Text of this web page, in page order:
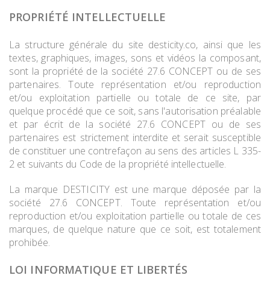
PROPRIÉTÉ INTELLECTUELLE
La structure générale du site desticity.co, ainsi que les
textes, graphiques, images, sons et vidéos la composant,
sont la propriété de la société 27.6 CONCEPT ou de ses
partenaires. Toute représentation et/ou reproduction
et/ou exploitation partielle ou totale de ce site, par
quelque procédé que ce soit, sans l'autorisation préalable
et par écrit de la société 27.6 CONCEPT ou de ses
partenaires est strictement interdite et serait susceptible
de constituer une contrefaçon au sens des articles L 335-
2 et suivants du Code de la propriété intellectuelle.
La marque DESTICITY est une marque déposée par la
société 27.6 CONCEPT. Toute représentation et/ou
reproduction et/ou exploitation partielle ou totale de ces
marques, de quelque nature que ce soit, est totalement
prohibée.
LOI INFORMATIQUE ET LIBERTÉS